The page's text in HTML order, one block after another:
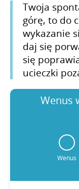
Twoja
górę, to do
wykazanie
daj się
się
ucieczki
Wenus
Wenus